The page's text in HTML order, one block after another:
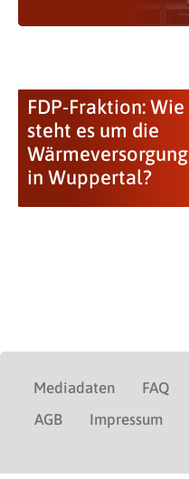
FDP-Fraktion: Wie
steht es um die
Wärmeversorgung
in Wuppertal?
Mediadaten FAQ
AGB
Impressum